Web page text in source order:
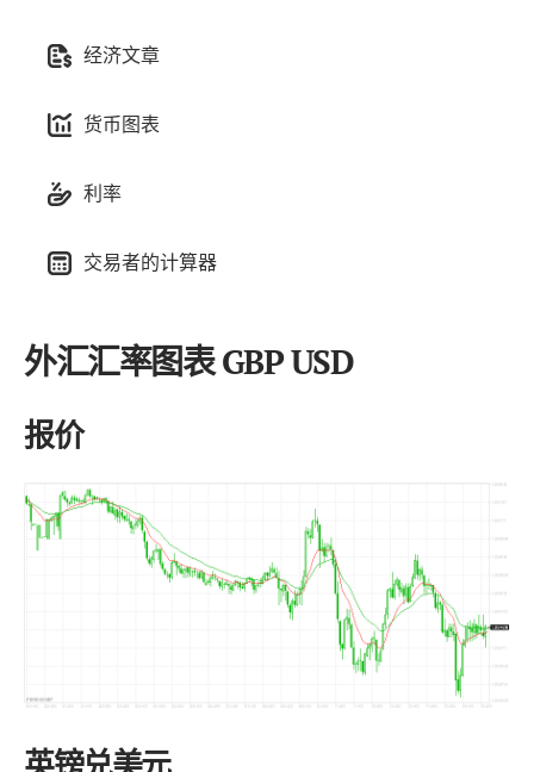
联盟计划
经济文章
货币图表
利率
交易者的计算器
外汇汇率图表 GBP USD
报价
英镑兑美元